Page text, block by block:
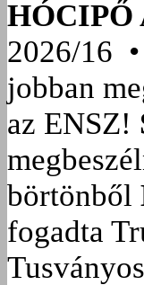
HÓCIPŐ
2026/16
jobban
az ENSZ!
börtönből
fogadta